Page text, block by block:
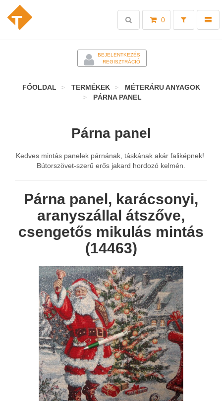
Toggle
0
Toggle
search
BEJELENTKEZÉS
REGISZTRÁCIÓ
FŐOLDAL TERMÉKEK
MÉTERÁRU ANYAGOK
PÁRNA PANEL
Párna panel
Kedves mintás panelek párnának, táskának akár faliképnek!
Bútorszövet-szerű erős jakard hordozó kelmén.
Párna panel, karácsonyi,
aranyszállal átszőve,
csengetős mikulás mintás
(14463)